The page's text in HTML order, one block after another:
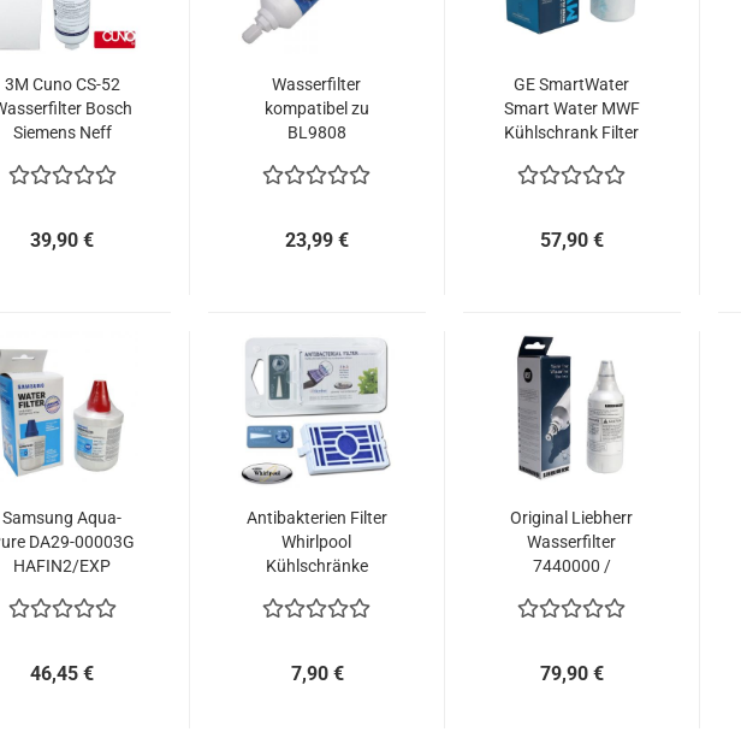
3M Cuno CS-52
Bosch
Siemens Neff
39,90 €
Wasserfilter
kompatibel zu
BL9808
SBS LG
23,99 €
GE SmartWater
Smart Water MWF
Kühlschrank Filter
57,90 €
Samsung Aqua-
DA29-00003G
HAFIN2/EXP
46,45 €
Antibakterien Filter
Whirlpool
Kühlschränke
7,90 €
Original Liebherr
Wasserfilter
7440000 /
79,90 €